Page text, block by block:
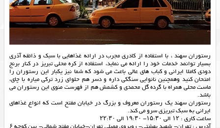
رستوران سهند ، با استفاده از کادری مجرب در ارائه غذاهایی با سبک و ذائقه آذری
بسیار توانمد خدمات خود را ارائه می نماید، استفاده از کره محلی تبریز در کنار برنج
دودی کاملا ایرانی و کباب های عالی باعث می شود که شما نیز یکبار این رستوران را
امتحان کنید وهمچنین نانوایی سنگکی داره و دسر هم حلوای زرد ترکی میاره با چای،
ماست محلی همراه با گرده گل محمدی و کشمش هم از فهرست منوی این رستوران می
باشد.
رستوران سهند يک رستوران معروف و بزرگ در خيابان مفتح است که انواع غذاهاي
ايراني به سبک تبريزي سرو مي کند.
ساعت کاری : ۱۲ الی ۱۵:۳۰- ۱۹:۳۰ الی ۲۲:۳۰